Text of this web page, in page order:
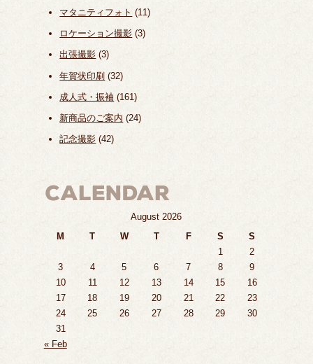
マタニティフォト (11)
ロケーション撮影 (3)
出張撮影 (3)
年賀状印刷 (32)
成人式・振袖 (161)
新商品のご案内 (24)
記念撮影 (42)
August 2026
M
T W T F S
S
1
2
3
4 5 6 7 8
9
10
11 12 13 14 15
16
17
18 19 20 21 22
23
24
25 26 27 28 29
30
31
« Feb